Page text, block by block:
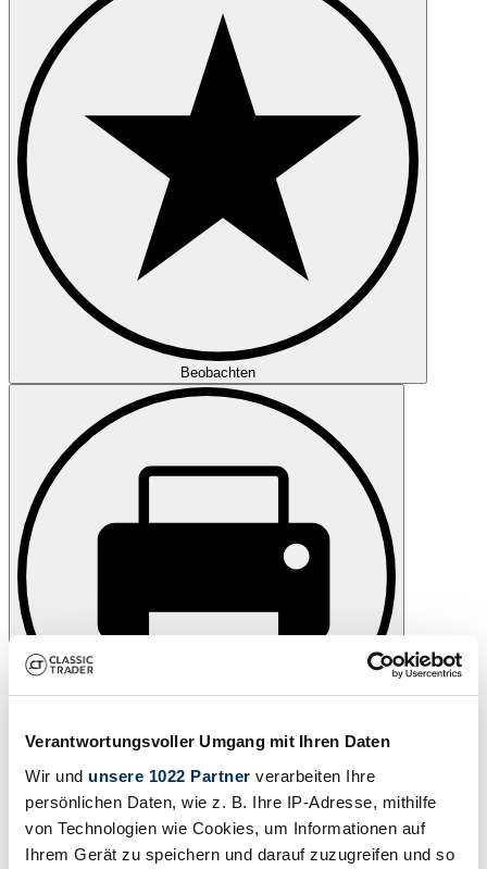
Verantwortungsvoller Umgang mit Ihren Daten
Wir und unsere 1022 Partner verarbeiten Ihre
persönlichen Daten, wie z. B. Ihre IP-Adresse, mithilfe
von Technologien wie Cookies, um Informationen auf
Ihrem Gerät zu speichern und darauf zuzugreifen und so
Beobachten
Drucken